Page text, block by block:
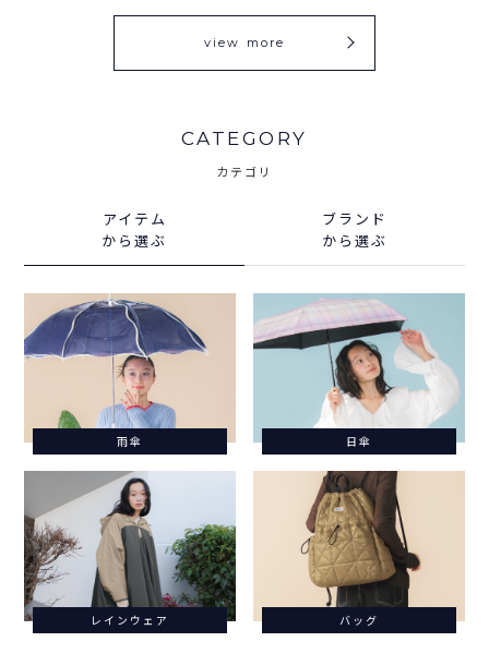
view more
CATEGORY
カテゴリ
アイテム
から選ぶ
ブランド
から選ぶ
雨傘 日傘
レインウェア バッグ